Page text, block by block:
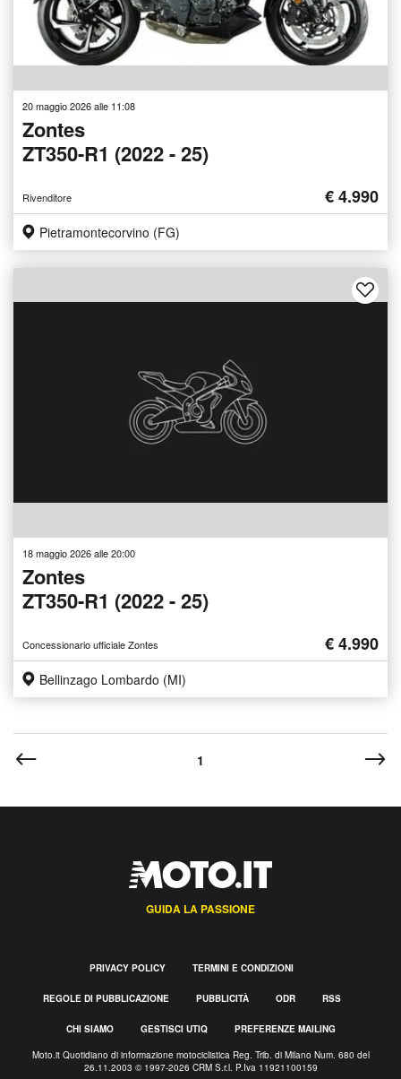
20 maggio 2026 alle 11:08
Zontes
ZT350-R1 (2022 - 25)
Rivenditore € 4.990
Pietramontecorvino (FG)
18 maggio 2026 alle 20:00
Zontes
ZT350-R1 (2022 - 25)
Concessionario ufficiale Zontes € 4.990
Bellinzago Lombardo (MI)
1
GUIDA LA PASSIONE
PRIVACY POLICY TERMINI E CONDIZIONI
REGOLE DI PUBBLICAZIONE PUBBLICITÀ ODR RSS
CHI SIAMO GESTISCI UTIQ PREFERENZE MAILING
Moto.it Quotidiano di informazione motociclistica Reg. Trib. di Milano Num. 680 del
26.11.2003 © 1997-2026 CRM S.r.l. P.Iva 11921100159